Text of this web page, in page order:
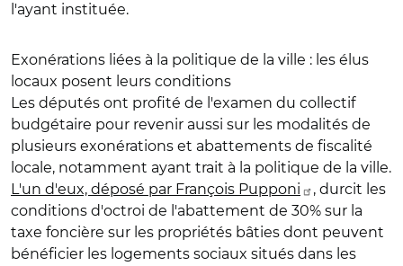
l'ayant instituée.
Exonérations liées à la politique de la ville : les élus
locaux posent leurs conditions
Les députés ont profité de l'examen du collectif
budgétaire pour revenir aussi sur les modalités de
plusieurs exonérations et abattements de fiscalité
locale, notamment ayant trait à la politique de la ville.
L'un d'eux, déposé par François Pupponi
, durcit les
conditions d'octroi de l'abattement de 30% sur la
taxe foncière sur les propriétés bâties dont peuvent
bénéficier les logements sociaux situés dans les